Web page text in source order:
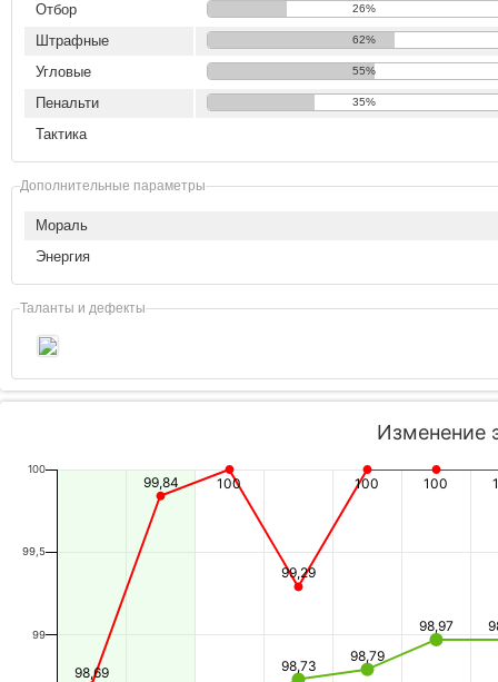
Отбор 26%
Штрафные 62%
Угловые 55%
Пенальти 35%
Тактика
Дополнительные параметры
Мораль
Энергия
Таланты и дефекты
Изменение
98,73
98,79
98,97
98,69
99,84 100
99,29
100 100
99
99,5
100